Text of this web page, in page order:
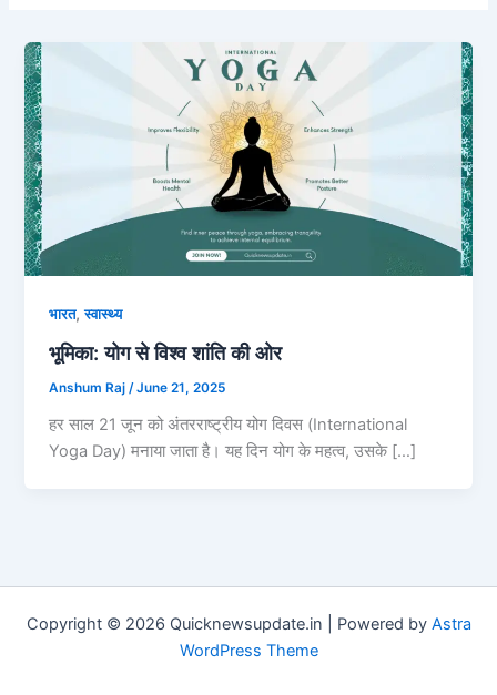
भारत,स्वास्थ्य
भूमिका: योग से विश्व शांति की ओर
Anshum Raj/June 21, 2025
हर साल 21 जून को अंतरराष्ट्रीय योग दिवस (International
Yoga Day) मनाया जाता है। यह दिन योग के महत्व, उसके […]
Copyright © 2026 Quicknewsupdate.in | Powered by Astra
WordPress Theme